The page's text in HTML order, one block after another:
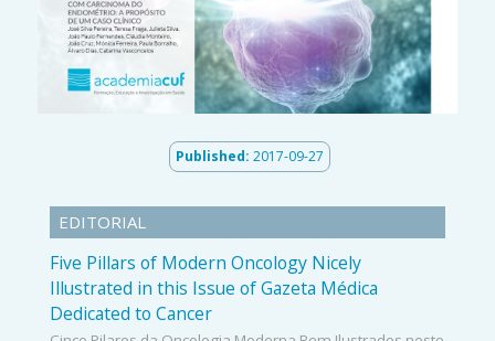
Published: 2017-09-27
EDITORIAL
Five Pillars of Modern Oncology Nicely
Illustrated in this Issue of Gazeta Médica
Dedicated to Cancer